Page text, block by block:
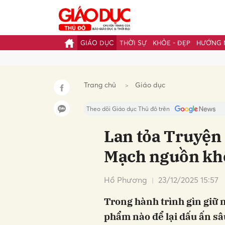
GIÁO DỤC THỜI SỰ KHỎE - ĐẸP HƯỚNG
Trang chủ Giáo dục
Theo dõi Giáo dục Thủ đô trên
Lan tỏa
Mạch nguồn
Hồ Phương 23/12/2025 15:57
Trong hành trình gìn giữ
phẩm nào để lại dấu ấn
Gửi